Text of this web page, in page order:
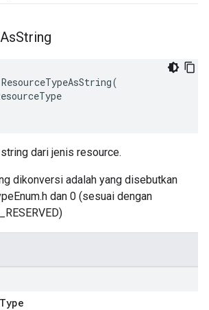
AsString
ResourceTypeAsString(
dari jenis resource.
dikonversi adalah yang disebutkan
dan 0 (sesuai dengan
Type